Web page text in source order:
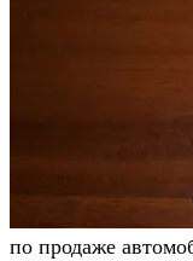
по продаже